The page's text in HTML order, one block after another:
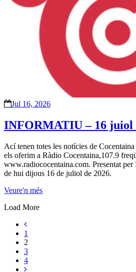
Jul 16, 2026
INFORMATIU – 16 juiol
Ací tenen totes les notícies de
els oferim a Ràdio Cocentaina,107.9
www.radiococentaina.com. Presentat
de hui dijous 16 de juliol de 2026.
Veure'n més
Load More
1
2
3
4